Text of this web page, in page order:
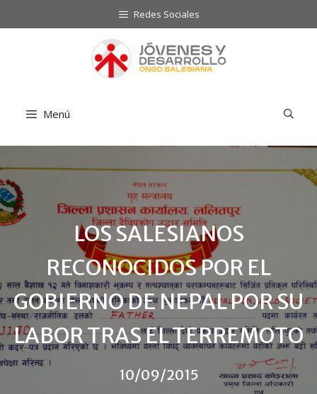
al
Redes Sociales
Menú
LOS SALESIANOS
RECONOCIDOS POR EL
GOBIERNO DE NEPAL POR SU
LABOR TRAS EL TERREMOTO
10/09/2015